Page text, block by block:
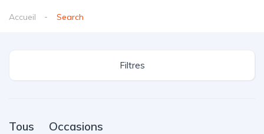
Accueil Search
Filtres
Tous Occasions